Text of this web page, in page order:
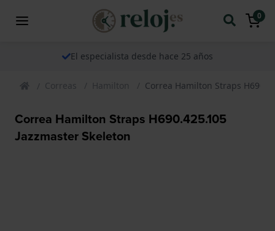
0
El especialista desde hace 25 años
Correas Hamilton Correa Hamilton Straps
Correa Hamilton Straps H690.425.105
Jazzmaster Skeleton